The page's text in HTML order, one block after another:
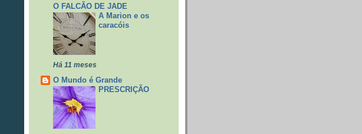
O FALCÃO DE JADE
A Marion e os
caracóis
Há 11 meses
O Mundo é Grande
PRESCRIÇÃO